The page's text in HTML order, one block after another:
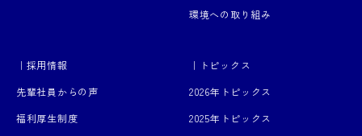
環境への取り組み
｜採用情報
先輩社員からの声
福利厚生制度
｜トピックス
2026年トピックス
2025年トピックス